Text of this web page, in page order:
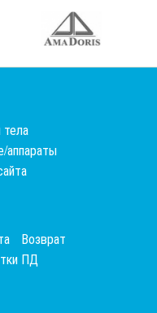
аппараты
Возврат
ПД